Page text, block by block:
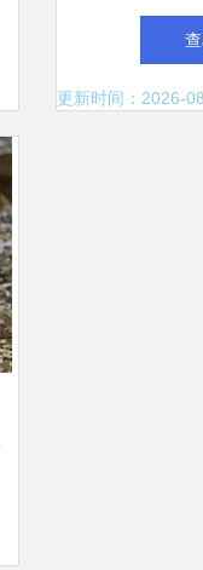
成立新公司
行
更新时间：2026-